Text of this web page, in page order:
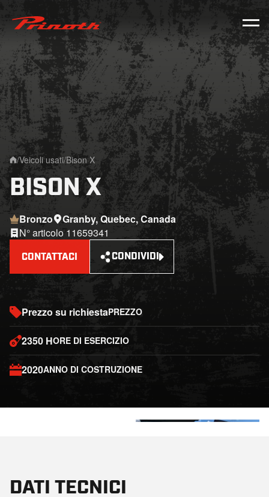
Prinoth - Corporate Website
Home
/Veicoli usati/Bison X
BISON X
Bronzo
Granby, Quebec, Canada
N° articolo 11659341
CONTATTACI CONDIVIDI
Prezzo su richiestaPREZZO
2350 HORE DI ESERCIZIO
2020ANNO DI COSTRUZIONE
DATI TECNICI